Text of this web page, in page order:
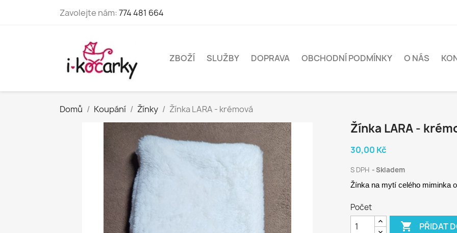
Zavolejte nám:774 481 664
ZBOŽÍ SLUŽBY DOPRAVA OBCHODNÍ PODMÍNKY O NÁS
Domů Koupání Žínky Žínka LARA - krémová
Žínka LARA -
30,00 Kč
S DPH Skladem
Žínka na mytí celého miminka
Počet
 PŘIDAT